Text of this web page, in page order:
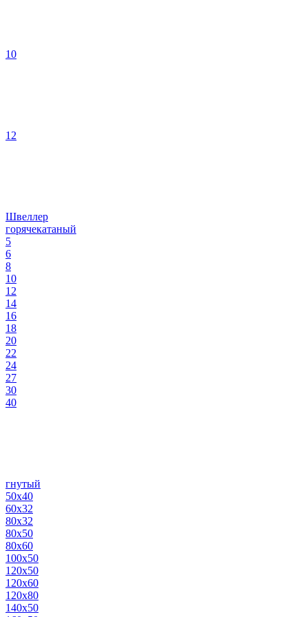
10
12
Швеллер
горячекатаный
5
6
8
10
12
14
16
18
20
22
24
27
30
40
гнутый
50х40
60х32
80х32
80х50
80х60
100х50
120х50
120х60
120х80
140х50